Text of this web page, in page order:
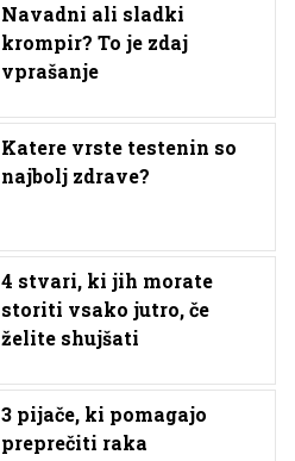
Navadni ali sladki
krompir? To je zdaj
vprašanje
Katere vrste testenin so
najbolj zdrave?
4 stvari, ki jih morate
storiti vsako jutro, če
želite shujšati
3 pijače, ki pomagajo
preprečiti raka